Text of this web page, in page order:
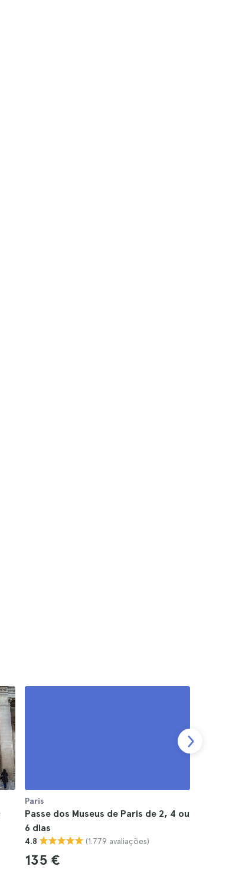
Paris
Passe dos Museus de Paris de 2, 4 ou
6 dias
4.8 (1.779 avaliações)
135 €